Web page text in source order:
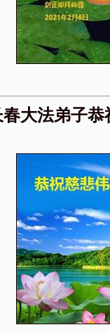
大法弟子